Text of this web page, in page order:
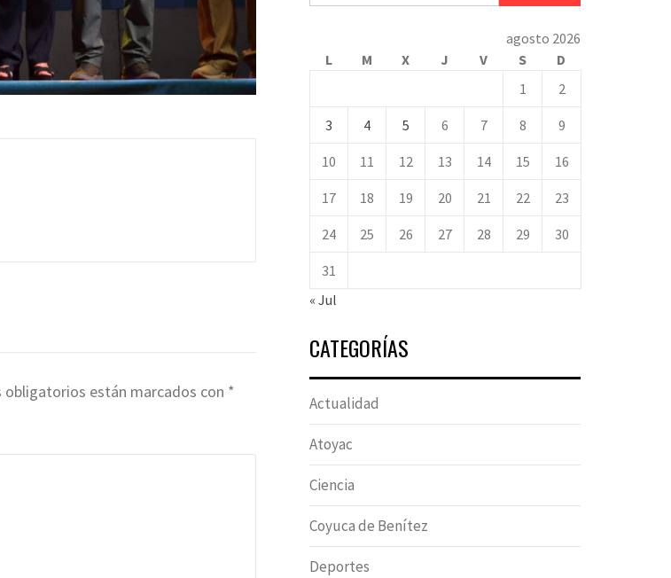
obligatorios están marcados con *
agosto 2026
L
M X J V S
D
1
2
3 4 5 6 7 8 9
10 11 12 13 14 15 16
17 18 19 20 21 22 23
24 25 26 27 28 29 30
31
« Jul
CATEGORÍAS
Actualidad
Atoyac
Ciencia
Coyuca de Benítez
Deportes